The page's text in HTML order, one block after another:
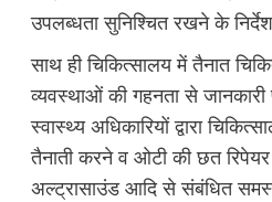
उपलब्धता सुनिश्चित रखने के
साथ ही चिकित्सालय में तैनात
व्यवस्थाओं की गहनता से जानकारी
स्वास्थ्य अधिकारियों द्वारा
तैनाती करने व ओटी की छत
अल्ट्रासाउंड आदि से संबंधित